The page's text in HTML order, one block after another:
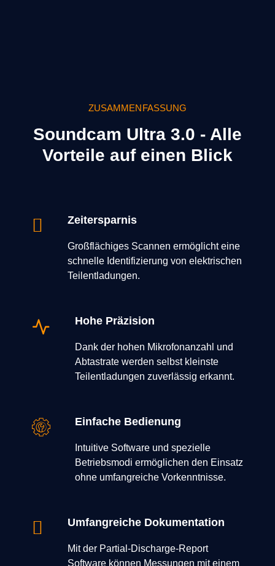
ZUSAMMENFASSUNG
Soundcam Ultra 3.0 - Alle
Vorteile auf einen Blick
Zeitersparnis
Großflächiges Scannen ermöglicht eine
schnelle Identifizierung von elektrischen
Teilentladungen.
Hohe Präzision
Dank der hohen Mikrofonanzahl und
Abtastrate werden selbst kleinste
Teilentladungen zuverlässig erkannt.
Einfache Bedienung
Intuitive Software und spezielle
Betriebsmodi ermöglichen den Einsatz
ohne umfangreiche Vorkenntnisse.
Umfangreiche Dokumentation
Mit der Partial-Discharge-Report
Software können Messungen mit einem